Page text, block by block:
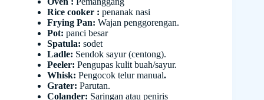
Rice cooker : penanak nasi
Frying Pan: Wajan penggorengan.
Pot: panci besar
Spatula: sodet
Ladle: Sendok sayur (centong).
Peeler: Pengupas kulit buah/sayur.
Whisk: Pengocok telur manual.
Grater: Parutan.
Colander: Saringan atau peniris